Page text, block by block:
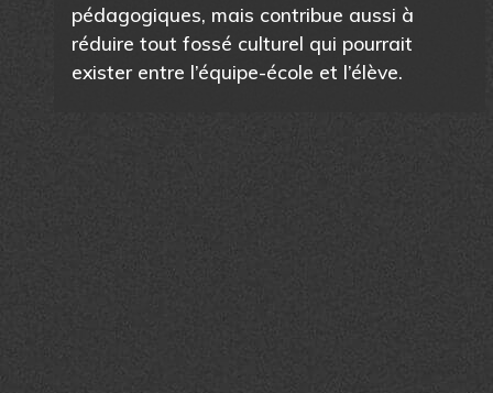
pédagogiques, mais contribue aussi à
réduire tout fossé culturel qui pourrait
exister entre l’équipe-école et l’élève.